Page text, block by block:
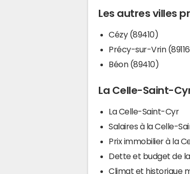
Les autres villes
Cézy (89410)
Précy-sur-Vrin
Béon (89410)
La Celle-Saint-
La Celle-Saint-Cyr
Salaires à la Celle-
Prix immobilier à la
Dette et budget de
Climat et historique